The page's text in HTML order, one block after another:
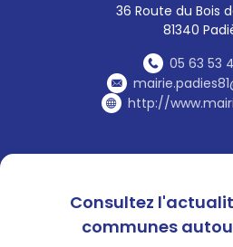
36 Route du Bois
81340
05 63 53
http://
Consultez
communes